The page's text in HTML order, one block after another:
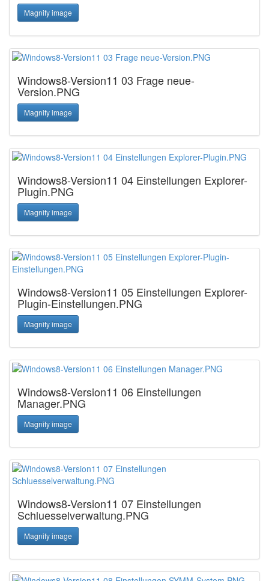
Magnify image
Windows8-Version11 03 Frage neue-
Version.PNG
Magnify image
Windows8-Version11 04 Einstellungen Explorer-
Plugin.PNG
Magnify image
Windows8-Version11 05 Einstellungen Explorer-
Plugin-Einstellungen.PNG
Magnify image
Windows8-Version11 06 Einstellungen
Manager.PNG
Magnify image
Windows8-Version11 07 Einstellungen
Schluesselverwaltung.PNG
Magnify image